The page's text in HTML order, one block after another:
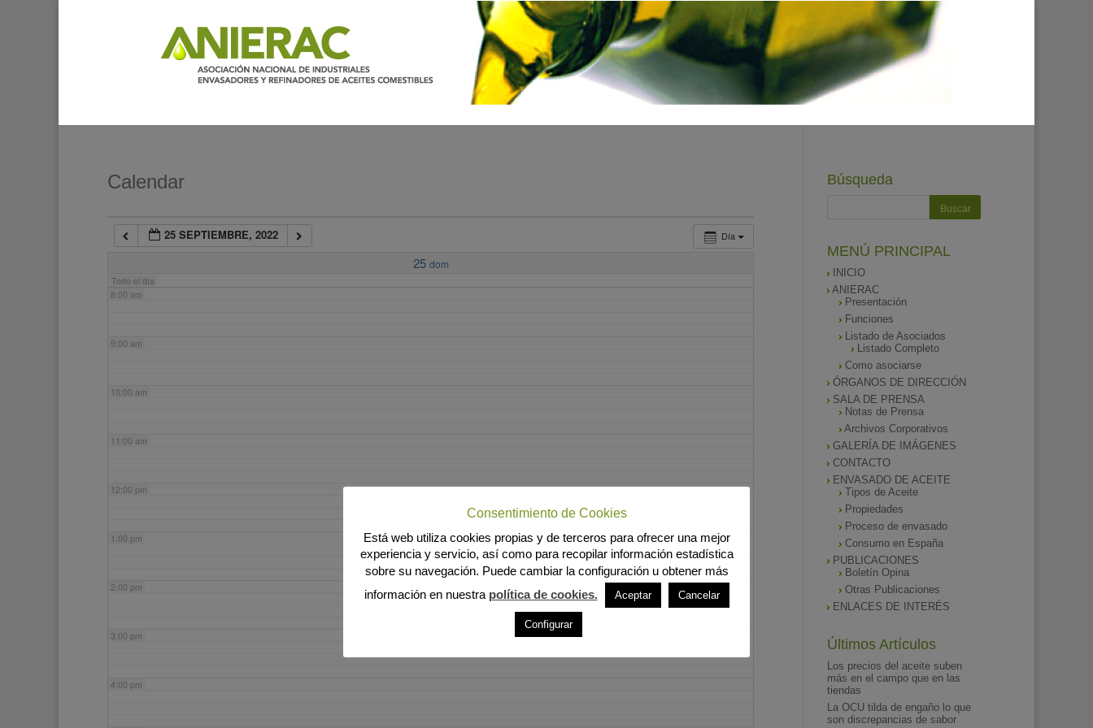
Calendar
Día
25 SEPTIEMBRE, 2022
25 dom
Todo el día
7:00 am
8:00 am
9:00 am
10:00 am
11:00 am
12:00 pm
1:00 pm
2:00 pm
3:00 pm
4:00 pm
Búsqueda
MENÚ PRINCIPAL
INICIO
ANIERAC
Presentación
Funciones
Listado de Asociados
Listado Completo
Como asociarse
ÓRGANOS DE DIRECCIÓN
SALA DE PRENSA
Notas de Prensa
Archivos Corporativos
GALERÍA DE IMÁGENES
CONTACTO
ENVASADO DE ACEITE
Tipos de Aceite
Propiedades
Proceso de envasado
Consumo en España
PUBLICACIONES
Boletín Opina
Otras Publicaciones
ENLACES DE INTERÉS
Últimos Artículos
Los precios del aceite suben
más en el campo que en las
tiendas
La OCU tilda de engaño lo que
son discrepancias de sabor
Consentimiento de Cookies
Está web utiliza cookies propias y de terceros para ofrecer una mejor
experiencia y servicio, así como para recopilar información estadística
sobre su navegación. Puede cambiar la configuración u obtener más
información en nuestra política de cookies. Aceptar Cancelar
Configurar